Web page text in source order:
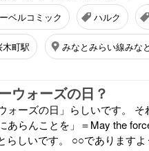
ベルコミック ハルク
木町駅 みなとみらい線みな
ウォーズの日？
ォーズの日」らしいです。
あらんことを」＝May the
らしいです。 ○○であります